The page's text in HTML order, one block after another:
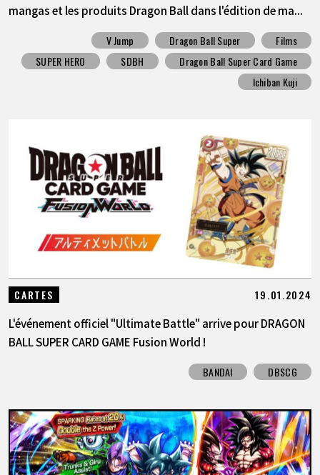
mangas et les produits Dragon Ball dans l'édition de ma...
V Jump Dragon Ball Super
Films
SUPER HERO
SDBH
Dragon Ball Super Card Game
Ichiban Kuji
CARTES 19.01.2024
L'événement officiel "Ultimate Battle" arrive pour DRAGON
BALL SUPER CARD GAME Fusion World !
BANDAI DBSCG